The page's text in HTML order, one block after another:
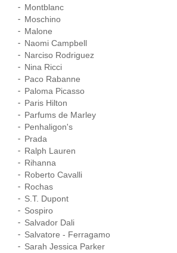
Montblanc
Moschino
Malone
Naomi Campbell
Narciso Rodriguez
Nina Ricci
Paco Rabanne
Paloma Picasso
Paris Hilton
Parfums de Marley
Penhaligon's
Prada
Ralph Lauren
Rihanna
Roberto Cavalli
Rochas
S.T. Dupont
Sospiro
Salvador Dali
Salvatore - Ferragamo
Sarah Jessica Parker